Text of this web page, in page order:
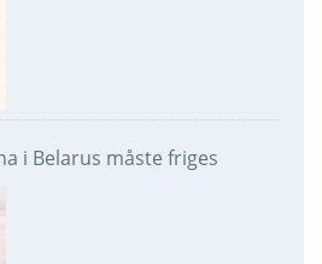
i Belarus måste friges